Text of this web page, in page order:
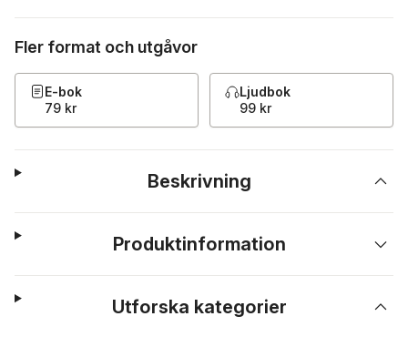
Fler format och utgåvor
E-bok
79 kr
Ljudbok
99 kr
Beskrivning
Produktinformation
Utforska kategorier